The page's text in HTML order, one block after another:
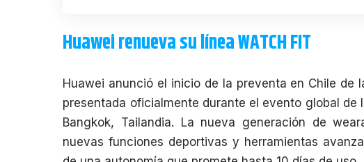
Huawei renueva su línea WATCH FIT
Huawei anunció el inicio de la preventa en Chile de
presentada oficialmente durante el evento global de
Bangkok, Tailandia. La nueva generación de
nuevas funciones deportivas y herramientas